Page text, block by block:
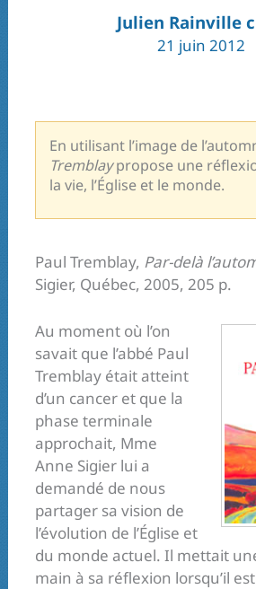
Julien Rainville
21 juin 2012
En utilisant l’image de
Tremblaypropose une
la vie, l’Église et le monde.
Paul Tremblay, Par-delà
Sigier, Québec, 2005, 205 p.
Au moment où l’on
savait que l’abbé Paul
Tremblay était atteint
d’un cancer et que la
phase terminale
approchait, Mme
Anne Sigier lui a
demandé de nous
partager sa vision de
l’évolution de l’Église et
du monde actuel. Il mettait
main à sa réflexion lorsqu’il